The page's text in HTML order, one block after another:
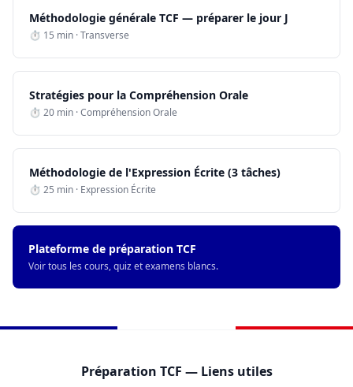
Méthodologie générale TCF — préparer le jour J
⏱ 15 min · Transverse
Stratégies pour la Compréhension Orale
⏱ 20 min · Compréhension Orale
Méthodologie de l'Expression Écrite (3 tâches)
⏱ 25 min · Expression Écrite
Plateforme de préparation TCF
Voir tous les cours, quiz et examens blancs.
Préparation TCF — Liens utiles